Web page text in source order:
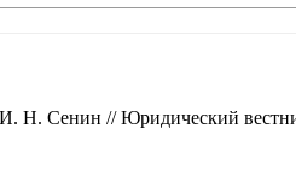
Н. Сенин // Юридический